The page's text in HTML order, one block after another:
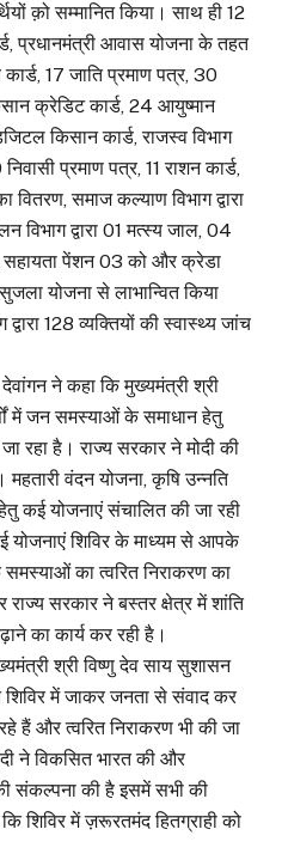
क़ो सम्मानित किया। साथ ही 12
प्रधानमंत्री आवास योजना के तहत
कार्ड, 17 जाति प्रमाण पत्र, 30
क्रेडिट कार्ड, 24 आयुष्मान
किसान कार्ड, राजस्व विभाग
प्रमाण पत्र, 11 राशन कार्ड,
वितरण, समाज कल्याण विभाग द्वारा
विभाग द्वारा 01 मत्स्य जाल, 04
सहायता पेंशन 03 को और क्रेडा
सुजला योजना से लाभान्वित किया
128 व्यक्तियों की स्वास्थ्य जांच
ने कहा कि मुख्यमंत्री श्री
में जन समस्याओं के समाधान हेतु
रहा है। राज्य सरकार ने मोदी की
वंदन योजना, कृषि उन्नति
कई योजनाएं संचालित की जा रही
शिविर के माध्यम से आपके
समस्याओं का त्वरित निराकरण का
सरकार ने बस्तर क्षेत्र में शांति
का कार्य कर रही है।
श्री विष्णु देव साय सुशासन
शिविर में जाकर जनता से संवाद कर
हैं और त्वरित निराकरण भी की जा
ने विकसित भारत की और
संकल्पना की है इसमें सभी की
शिविर में ज़रूरतमंद हितग्राही को